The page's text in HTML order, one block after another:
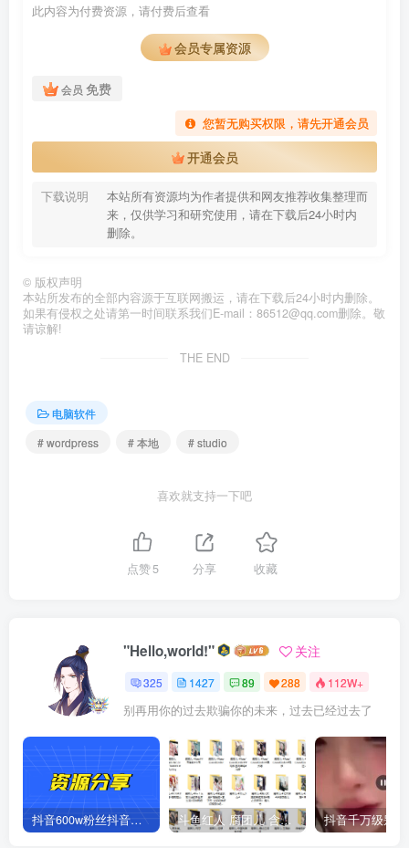
此内容为付费资源，请付费后查看
会员专属资源
会员 免费
您暂无购买权限，请先开通会员
开通会员
下载说明
本站所有资源均为作者提供和网友推荐收集整理而
来，仅供学习和研究使用，请在下载后24小时内
删除。
© 版权声明
本站所发布的全部内容源于互联网搬运，请在下载后24小时内删除。
如果有侵权之处请第一时间联系我们E-mail：86512@qq.com删除。敬
请谅解!
THE END
电脑软件
# wordpress
# 本地 # studio
喜欢就支持一下吧
点赞5 分享 收藏
"Hello,world!" 关注
325 1427 89 288 112W+
别再用你的过去欺骗你的未来，过去已经过去了
抖音600w粉丝抖音网红痞幼一手资料 877P 500M 含私拍 斗鱼红人 腐团儿 含付费 大尺写真 32套